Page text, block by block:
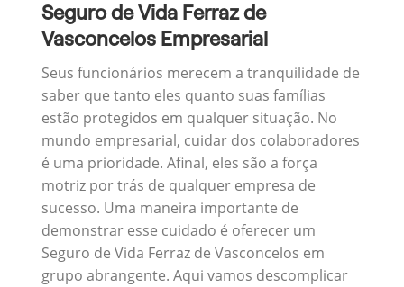
Seguro de Vida Ferraz de
Vasconcelos Empresarial
Seus funcionários merecem a tranquilidade de
saber que tanto eles quanto suas famílias
estão protegidos em qualquer situação. No
mundo empresarial, cuidar dos colaboradores
é uma prioridade. Afinal, eles são a força
motriz por trás de qualquer empresa de
sucesso. Uma maneira importante de
demonstrar esse cuidado é oferecer um
Seguro de Vida Ferraz de Vasconcelos em
grupo abrangente. Aqui vamos descomplicar